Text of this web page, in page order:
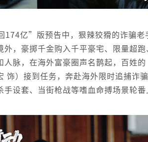
亿”版预告中，狠辣狡猾的诈骗老
，豪掷千金购入千平豪宅、限量超
人脉，在海外富豪圈声名鹊起，百姓
饰）接到任务，奔赴海外限时追捕诈
设套、当街枪战等嗜血命搏场景轮